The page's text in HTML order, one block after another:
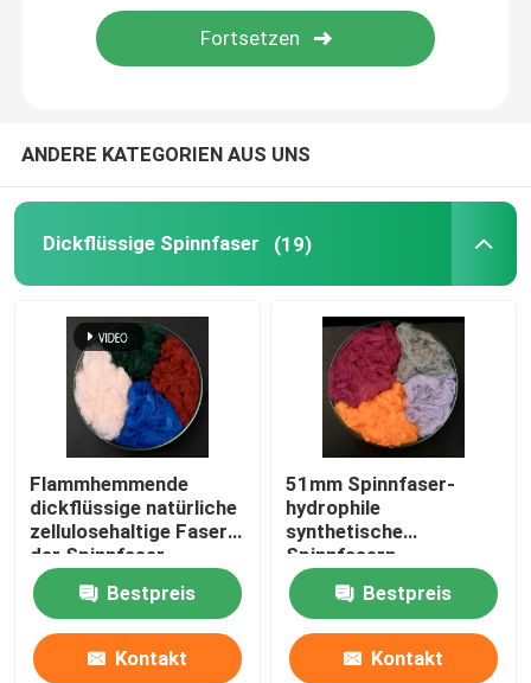
Faser mit niedrigem Schmelzpunkt
Mikrofaser-Reinigungstuch
Nichtgewebtes Putztuch
Polymer-Kissen
ANDERE KATEGORIEN AUS UNS
Dickflüssige Spinnfaser (19)
Flammhemmende
dickflüssige natürliche
zellulosehaltige Fasern
der Spinnfaser-
Längen-64mm
Bestpreis
Kontakt
51mm Spinnfaser-
hydrophile
synthetische
Spinnfasern
Bestpreis
Kontakt